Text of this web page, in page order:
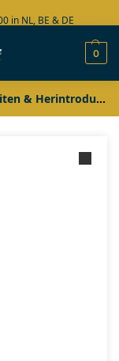
in NL, BE & DE
0
& Herintroducties